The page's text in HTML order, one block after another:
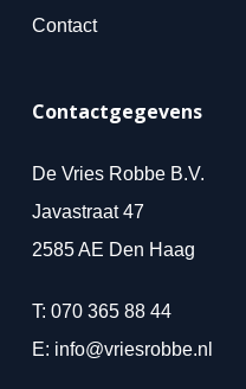
Contact
Contactgegevens
De Vries Robbe B.V.
Javastraat 47
2585 AE Den Haag
T: 070 365 88 44
E: info@vriesrobbe.nl